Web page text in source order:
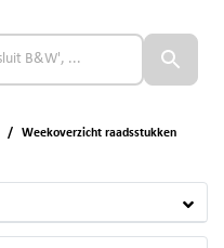
Weekoverzicht raadsstukken